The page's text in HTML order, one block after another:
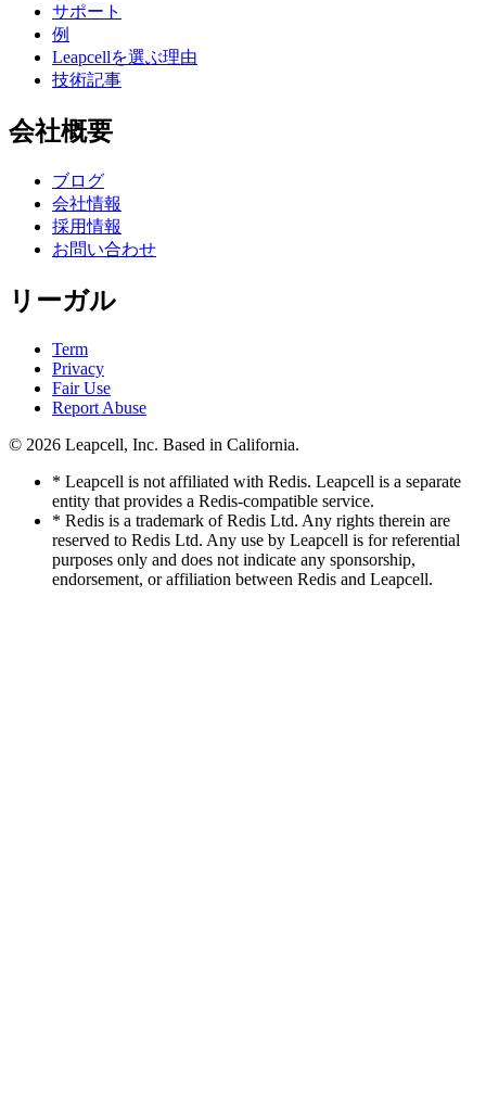
サポート
例
Leapcellを選ぶ理由
技術記事
会社概要
ブログ
会社情報
採用情報
お問い合わせ
リーガル
Term
Privacy
Fair Use
Report Abuse
© 2026 Leapcell, Inc. Based in California.
* Leapcell is not affiliated with Redis. Leapcell is a separate
entity that provides a Redis-compatible service.
* Redis is a trademark of Redis Ltd. Any rights therein are
reserved to Redis Ltd. Any use by Leapcell is for referential
purposes only and does not indicate any sponsorship,
endorsement, or affiliation between Redis and Leapcell.